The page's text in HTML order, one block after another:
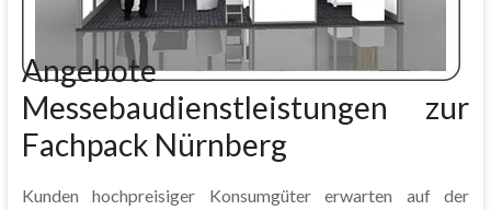
Angebote
Messebaudienstleistungen zur
Fachpack Nürnberg
Kunden hochpreisiger Konsumgüter erwarten auf der